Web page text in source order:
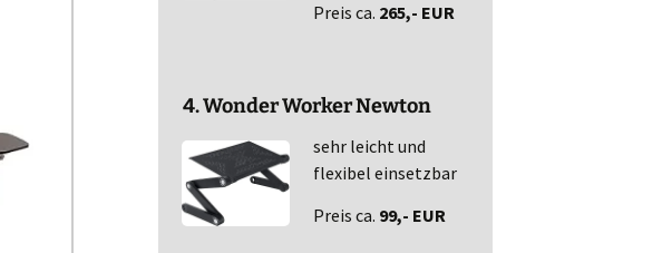
Preis ca. 265,- EUR
4. Wonder Worker Newton
sehr leicht und
flexibel einsetzbar
Preis ca. 99,- EUR